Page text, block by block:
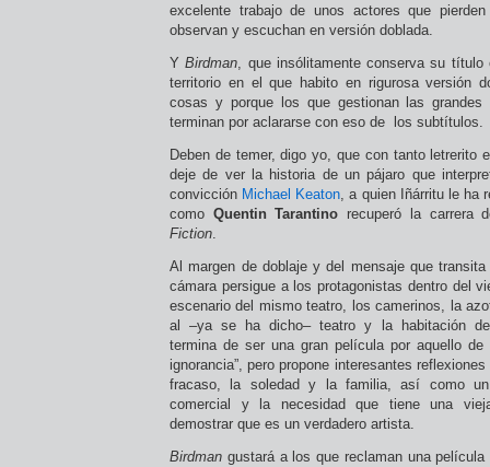
excelente trabajo de unos actores que
observan y escuchan en versión doblada.
YBirdman, que insólitamente conserva su título
territorio en el que habito en rigurosa versión
cosas y porque los que gestionan las
terminan por aclararse con eso de los subtítulos.
Deben de temer, digo yo, que con tanto letrerito
deje de ver la historia de un pájaro que
convicción Michael Keaton, a quien Iñárritu le ha
como Quentin Tarantino recuperó la carrera
Fiction.
Al margen de doblaje y del mensaje que
cámara persigue a los protagonistas dentro del
escenario del mismo teatro, los camerinos, la
al –ya se ha dicho– teatro y la habitación
termina de ser una gran película por aquello de
ignorancia”, pero propone interesantes
fracaso, la soledad y la familia, así como
comercial y la necesidad que tiene una
demostrar que es un verdadero artista.
Birdman gustará a los que reclaman una película